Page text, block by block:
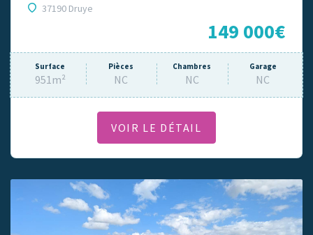
37190 Druye
149 000€
Surface
951m²
Pièces
NC
Chambres
NC
Garage
NC
VOIR LE DÉTAIL